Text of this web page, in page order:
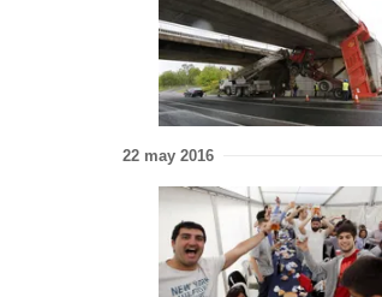
22 may 2016